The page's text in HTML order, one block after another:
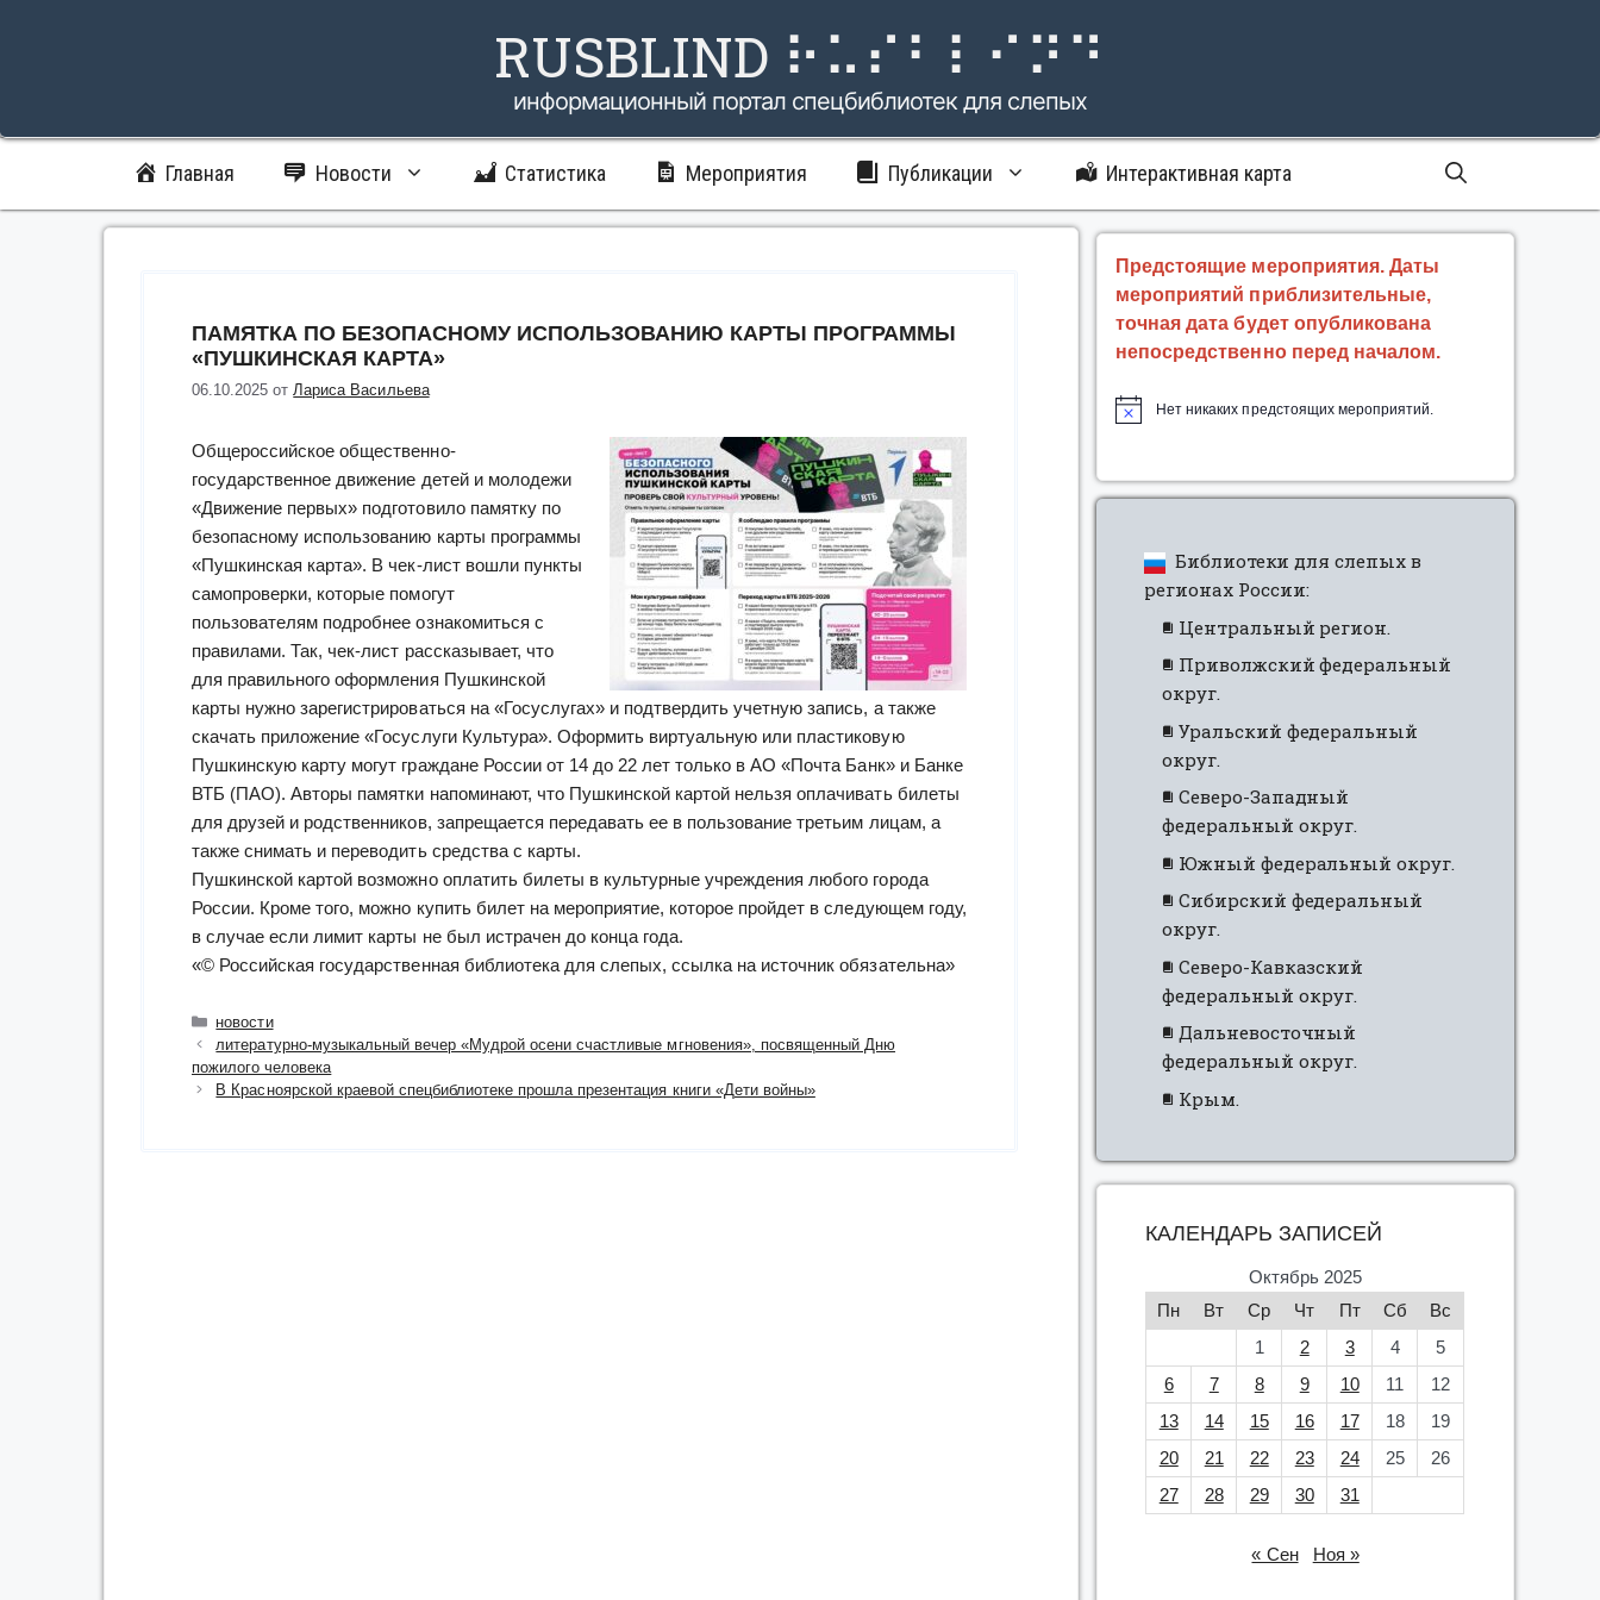
RUSBLIND ⠗⠥⠎⠃⠇⠊⠝⠙
информационный портал спецбиблиотек для слепых
Главная Новости Статистика Мероприятия Публикации Интерактивная карта
ПАМЯТКА ПО БЕЗОПАСНОМУ ИСПОЛЬЗОВАНИЮ КАРТЫ ПРОГРАММЫ
«ПУШКИНСКАЯ КАРТА»
06.10.2025 отЛариса Васильева
Общероссийское общественно-
государственное движение детей и молодежи
«Движение первых» подготовило памятку по
безопасному использованию карты программы
«Пушкинская карта». В чек-лист вошли пункты
самопроверки, которые помогут
пользователям подробнее ознакомиться с
правилами. Так, чек-лист рассказывает, что
для правильного оформления Пушкинской
карты нужно зарегистрироваться на «Госуслугах» и подтвердить учетную запись, а также
скачать приложение «Госуслуги Культура». Оформить виртуальную или пластиковую
Пушкинскую карту могут граждане России от 14 до 22 лет только в АО «Почта Банк» и Банке
ВТБ (ПАО). Авторы памятки напоминают, что Пушкинской картой нельзя оплачивать билеты
для друзей и родственников, запрещается передавать ее в пользование третьим лицам, а
также снимать и переводить средства с карты.
Пушкинской картой возможно оплатить билеты в культурные учреждения любого города
России. Кроме того, можно купить билет на мероприятие, которое пройдет в следующем году,
в случае если лимит карты не был истрачен до конца года.
«© Российская государственная библиотека для слепых, ссылка на источник обязательна»
Рубрики
новости
литературно-музыкальный вечер «Мудрой осени счастливые мгновения», посвященный Дню
пожилого человека
В Красноярской краевой спецбиблиотеке прошла презентация книги «Дети войны»
Предстоящие мероприятия. Даты
мероприятий приблизительные,
точная дата будет опубликована
непосредственно перед началом.
Нет никаких предстоящих мероприятий.
Библиотеки для слепых в
регионах России:
Центральный регион.
Приволжский федеральный
округ.
Уральский федеральный
округ.
Северо-Западный
федеральный округ.
Южный федеральный округ.
Сибирский федеральный
округ.
Северо-Кавказский
федеральный округ.
Дальневосточный
федеральный округ.
Крым.
КАЛЕНДАРЬ ЗАПИСЕЙ
Октябрь 2025
Пн
Вт Ср Чт Пт Сб
Вс
1
2 3 4
5
6
7 8 9 10 11
12
13
14 15 16 17 18
19
20
21 22 23 24 25
26
27
28 29 30 31
« Сен Ноя »